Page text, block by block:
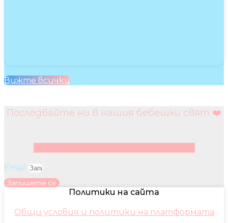
Вижте всички
Последвайте ни в нашия бебешки свят ❤️
Email
Запишете се
Политики на сайта
Общи условия и политики на платформата